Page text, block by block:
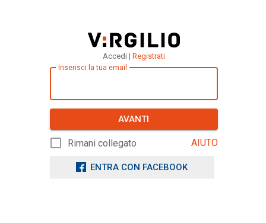
Accedi | Registrati
Inserisci la tua email
AVANTI
Rimani collegato AIUTO
ENTRA CON FACEBOOK